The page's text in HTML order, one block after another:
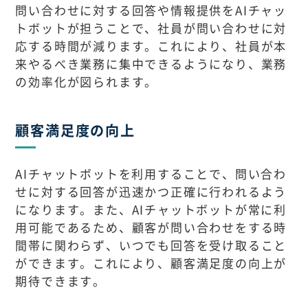
問い合わせに対する回答や情報提供をAIチャッ
トボットが担うことで、社員が問い合わせに対
応する時間が減ります。これにより、社員が本
来やるべき業務に集中できるようになり、業務
の効率化が図られます。
顧客満足度の向上
AIチャットボットを利用することで、問い合わ
せに対する回答が迅速かつ正確に行われるよう
になります。また、AIチャットボットが常に利
用可能であるため、顧客が問い合わせをする時
間帯に関わらず、いつでも回答を受け取ること
ができます。これにより、顧客満足度の向上が
期待できます。